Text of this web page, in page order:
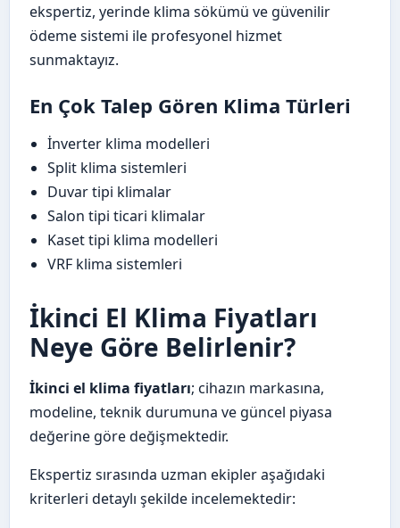
ekspertiz, yerinde klima sökümü ve güvenilir
ödeme sistemi ile profesyonel hizmet
sunmaktayız.
En Çok Talep Gören Klima Türleri
İnverter klima modelleri
Split klima sistemleri
Duvar tipi klimalar
Salon tipi ticari klimalar
Kaset tipi klima modelleri
VRF klima sistemleri
İkinci El Klima Fiyatları
Neye Göre Belirlenir?
İkinci el klima fiyatları; cihazın markasına,
modeline, teknik durumuna ve güncel piyasa
değerine göre değişmektedir.
Ekspertiz sırasında uzman ekipler aşağıdaki
kriterleri detaylı şekilde incelemektedir: